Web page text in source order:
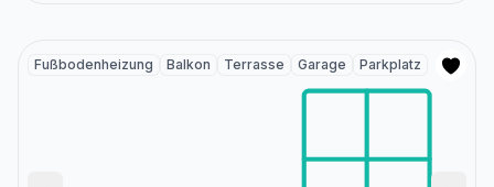
Fußbodenheizung Balkon Terrasse Garage Parkplatz